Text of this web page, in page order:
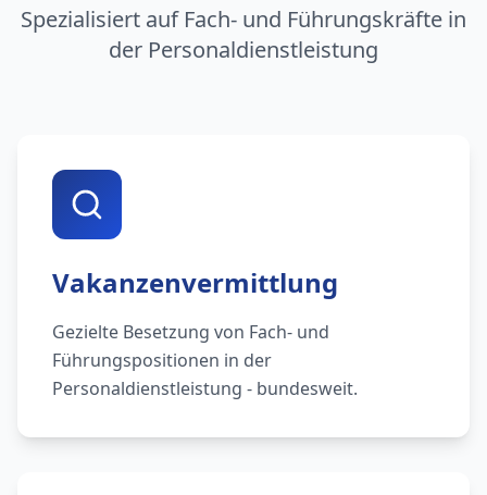
Spezialisiert auf Fach- und Führungskräfte in
der Personaldienstleistung
Vakanzenvermittlung
Gezielte Besetzung von Fach- und
Führungspositionen in der
Personaldienstleistung - bundesweit.